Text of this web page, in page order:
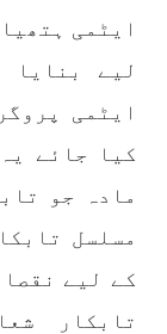
اور کہانی
ہے۔ دنیا کے
ایٹمی
لیے بنایا
ایٹمی
کیا جائے
مادہ جو
مسلسل
کے لیے
تابکار